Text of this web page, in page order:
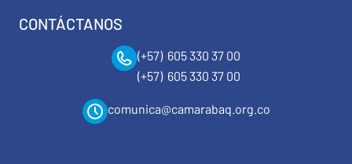
CONTÁCTANOS
(+57) 605 330 37 00
(+57) 605 330 37 00
comunica@camarabaq.org.co